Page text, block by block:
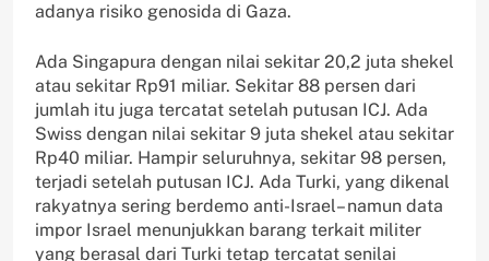
adanya risiko genosida di Gaza.
Ada Singapura dengan nilai sekitar 20,2 juta shekel
atau sekitar Rp91 miliar. Sekitar 88 persen dari
jumlah itu juga tercatat setelah putusan ICJ. Ada
Swiss dengan nilai sekitar 9 juta shekel atau sekitar
Rp40 miliar. Hampir seluruhnya, sekitar 98 persen,
terjadi setelah putusan ICJ. Ada Turki, yang dikenal
rakyatnya sering berdemo anti-Israel– namun data
impor Israel menunjukkan barang terkait militer
yang berasal dari Turki tetap tercatat senilai